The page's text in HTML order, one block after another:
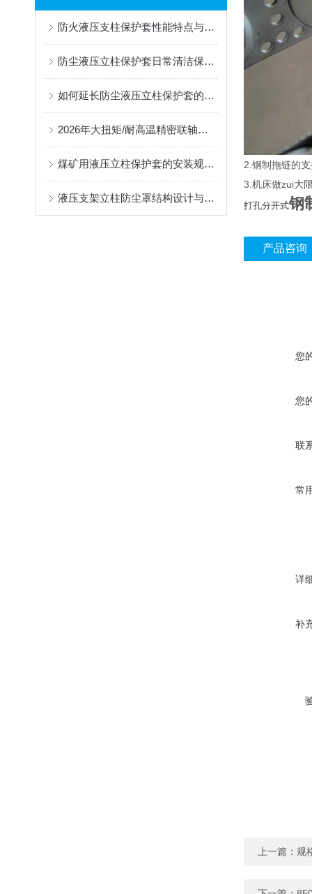
防火液压支柱保护套性能特点与阻燃防护应用
防尘液压立柱保护套日常清洁保养与更换规范
如何延长防尘液压立柱保护套的使用寿命？
2026年大扭矩/耐高温精密联轴器定制找哪家？能实现精准定制的优质厂家盘点
煤矿用液压立柱保护套的安装规范与使用寿命提升方案
液压支架立柱防尘罩结构设计与密封防护原理
2.钢制拖链的
3.机床做zui大
打孔分开式钢
产品咨询
您
您
联
常
详
补
上一篇： 规